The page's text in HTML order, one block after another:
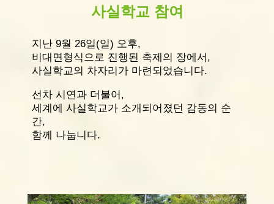
사실학교 참여
지난 9월 26일(일) 오후,
비대면형식으로 진행된 축제의 장에서,
사실학교의 차자리가 마련되었습니다.
선차 시연과 더불어,
세계에 사실학교가 소개되어졌던 감동의 순
간,
함께 나눕니다.